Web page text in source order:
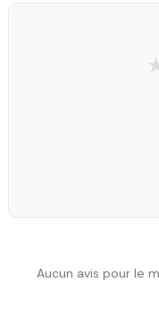
Aucun avis pour le